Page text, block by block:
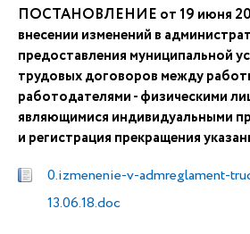
ПОСТАНОВЛЕНИЕ от 19 июня
внесении изменений в
предоставления муниципальной
трудовых договоров между
работодателями - физическими
являющимися индивидуальными
и регистрация прекращения
0.izmenenie-v-admreglament-
13.06.18.doc